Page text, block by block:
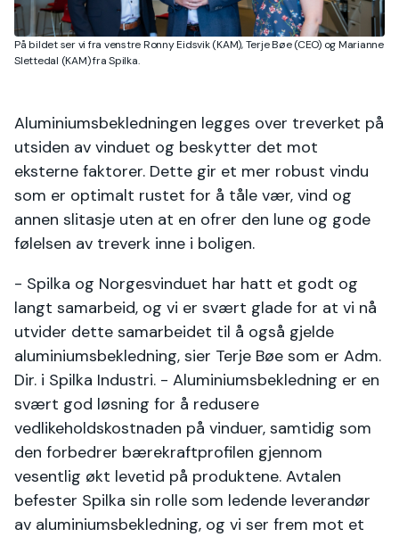
På bildet ser vi fra venstre Ronny Eidsvik (KAM), Terje Bøe (CEO) og Marianne
Slettedal (KAM) fra Spilka.
Aluminiumsbekledningen legges over treverket på
utsiden av vinduet og beskytter det mot
eksterne faktorer. Dette gir et mer robust vindu
som er optimalt rustet for å tåle vær, vind og
annen slitasje uten at en ofrer den lune og gode
følelsen av treverk inne i boligen.
- Spilka og Norgesvinduet har hatt et godt og
langt samarbeid, og vi er svært glade for at vi nå
utvider dette samarbeidet til å også gjelde
aluminiumsbekledning, sier Terje Bøe som er Adm.
Dir. i Spilka Industri. - Aluminiumsbekledning er en
svært god løsning for å redusere
vedlikeholdskostnaden på vinduer, samtidig som
den forbedrer bærekraftprofilen gjennom
vesentlig økt levetid på produktene. Avtalen
befester Spilka sin rolle som ledende leverandør
av aluminiumsbekledning, og vi ser frem mot et